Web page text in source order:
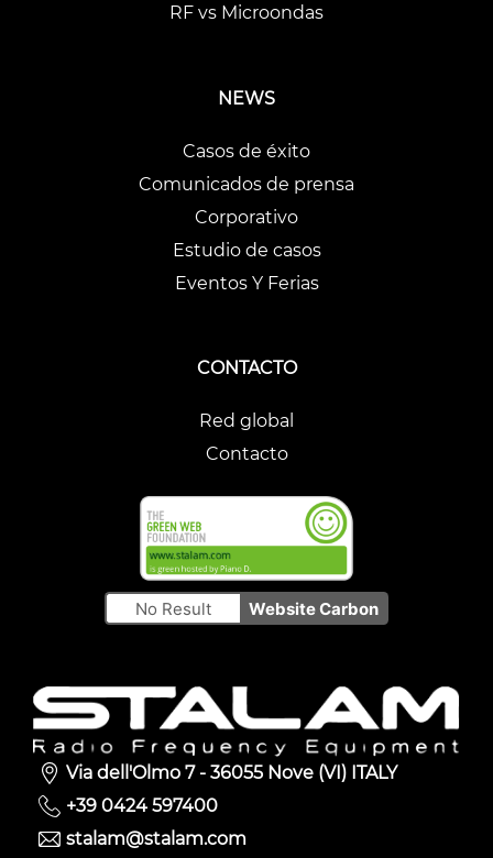
RF vs Microondas
NEWS
Casos de éxito
Comunicados de prensa
Corporativo
Estudio de casos
Eventos Y Ferias
CONTACTO
Red global
Contacto
No Result Website Carbon
Via dell'Olmo 7 - 36055 Nove (VI) ITALY
+39 0424 597400
stalam@stalam.com